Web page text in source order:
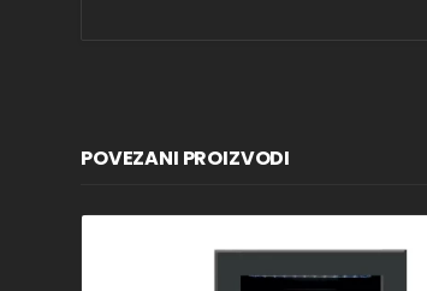
POVEZANI PROIZVODI